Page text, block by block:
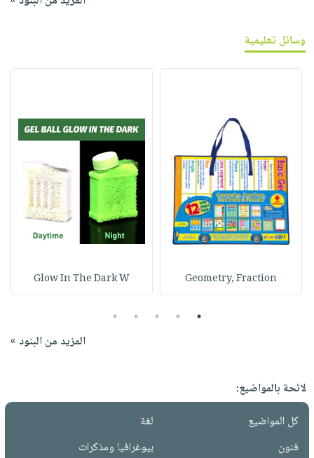
وسائل تعليمية
Geometry, Fraction
Glow In The Dark W
1
2
3
4
5
المزيد من البنود »
لائحة بالمواضيع:
كل المواضيع
لغة
فنون
بيوغرافيا ومذكرات